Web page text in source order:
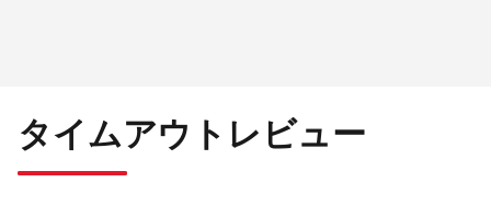
タイムアウトレビュー